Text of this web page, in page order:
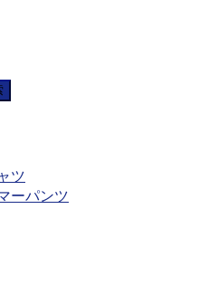
ツ
ーパンツ